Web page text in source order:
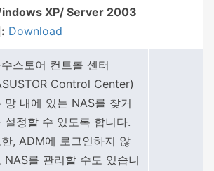
XP/ Server 2003
Download
스토어 컨트롤 센터
Control Center)
망 내에 있는 NAS를 찾거
설정할 수 있도록 합니다.
, ADM에 로그인하지 않
NAS를 관리할 수도 있습니